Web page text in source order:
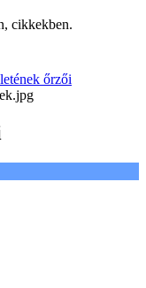
cikkekben.
őrzői